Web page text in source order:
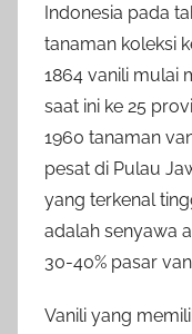
Indonesia pada
tanaman koleksi
1864 vanili mulai
saat ini ke 25
1960 tanaman
pesat di Pulau
yang terkenal
adalah senyawa
30-40% pasar
Vanili yang